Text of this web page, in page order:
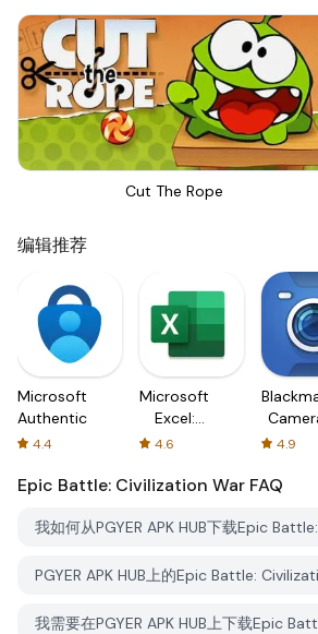
Cut The Rope
编辑推荐
Microsoft
Authenticator
4.4
Microsoft
Excel:
Spreadsheets
4.6 4.9
Epic Battle: Civilization War FAQ
我如何从PGYER APK HUB下载Epic